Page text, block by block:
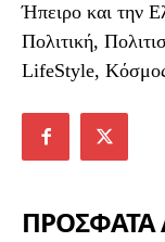
Ήπειρο και την
Πολιτική,
LifeStyle,
ΠΡΟΣΦΑΤΑ